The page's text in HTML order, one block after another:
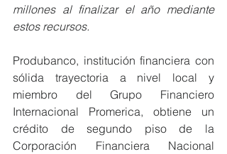
millones al finalizar el año mediante
estos recursos.
Produbanco, institución financiera con
sólida trayectoria a nivel local y
miembro del Grupo Financiero
Internacional Promerica, obtiene un
crédito de segundo piso de la
Corporación Financiera Nacional